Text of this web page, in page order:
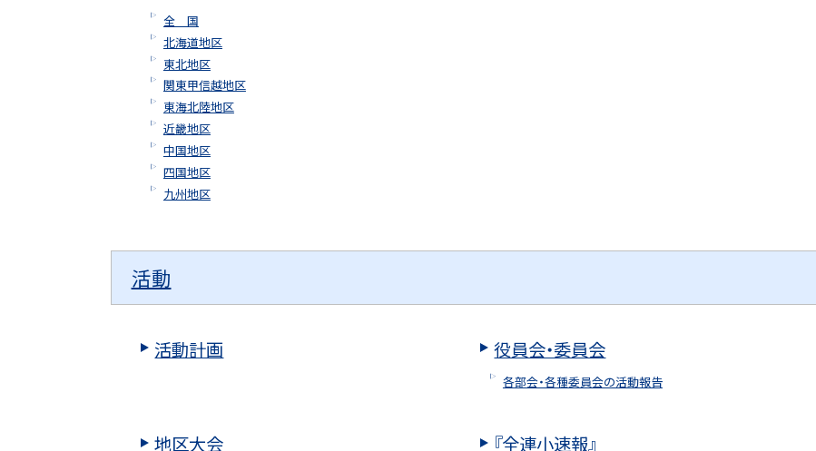
全 国
北海道地区
東北地区
関東甲信越地区
東海北陸地区
近畿地区
中国地区
四国地区
九州地区
活動
活動計画 役員会・委員会
各部会・各種委員会の活動報告
地区大会 『全連小速報』